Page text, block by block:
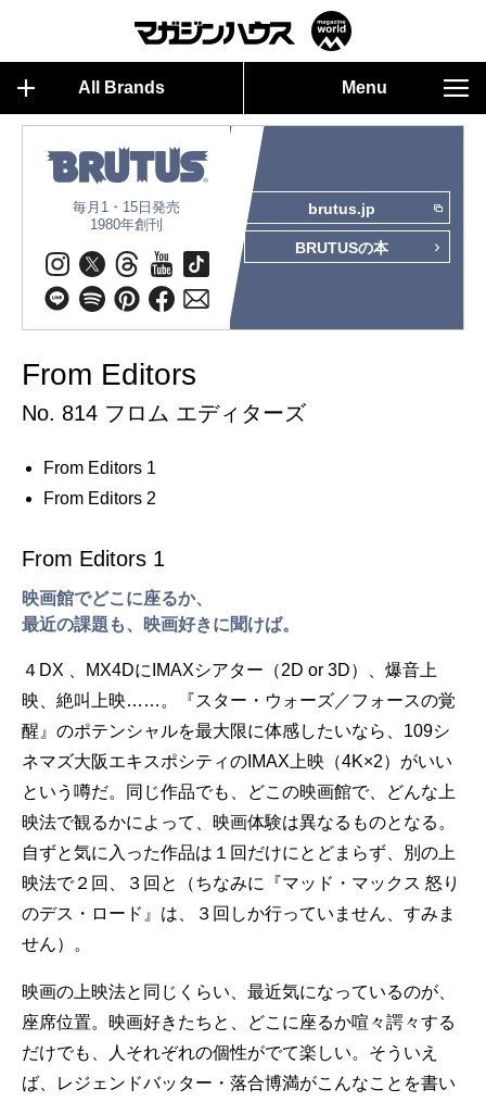
All Brands Menu
毎月1・15日発売
1980年創刊
brutus.jp
BRUTUSの本
From Editors
No. 814 フロム エディターズ
From Editors 1
From Editors 2
From Editors 1
映画館でどこに座るか、
最近の課題も、映画好きに聞けば。
４DX 、MX4DにIMAXシアター（2D or 3D）、爆音上
映、絶叫上映……。『スター・ウォーズ／フォースの覚
醒』のポテンシャルを最大限に体感したいなら、109シ
ネマズ大阪エキスポシティのIMAX上映（4K×2）がいい
という噂だ。同じ作品でも、どこの映画館で、どんな上
映法で観るかによって、映画体験は異なるものとなる。
自ずと気に入った作品は１回だけにとどまらず、別の上
映法で２回、３回と（ちなみに『マッド・マックス 怒り
のデス・ロード』は、３回しか行っていません、すみま
せん）。
映画の上映法と同じくらい、最近気になっているのが、
座席位置。映画好きたちと、どこに座るか喧々諤々する
だけでも、人それぞれの個性がでて楽しい。そういえ
ば、レジェンドバッター・落合博満がこんなことを書い